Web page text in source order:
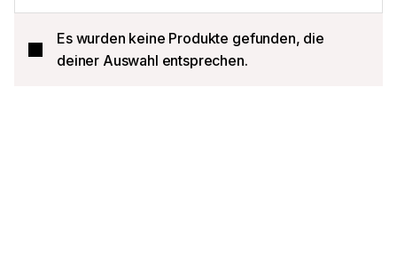
Es wurden keine Produkte gefunden, die
deiner Auswahl entsprechen.